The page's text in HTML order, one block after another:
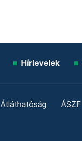
Hírlevelek
Átláthatóság ÁSZF